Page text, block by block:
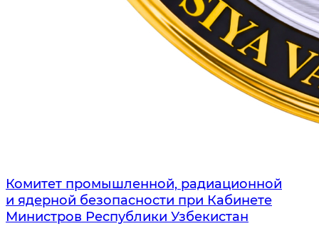
Комитет промышленной, радиационной
и ядерной безопасности при Кабинете
Министров Республики Узбекистан